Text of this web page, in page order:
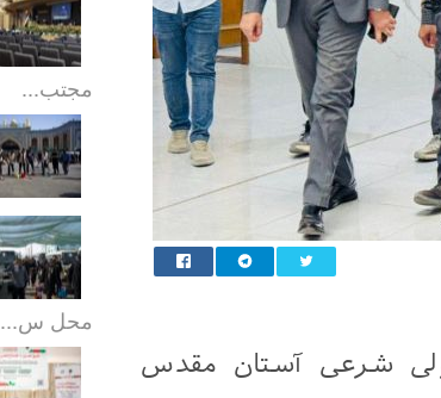
شرعی آستان مقدس
مجتب...
محل س...